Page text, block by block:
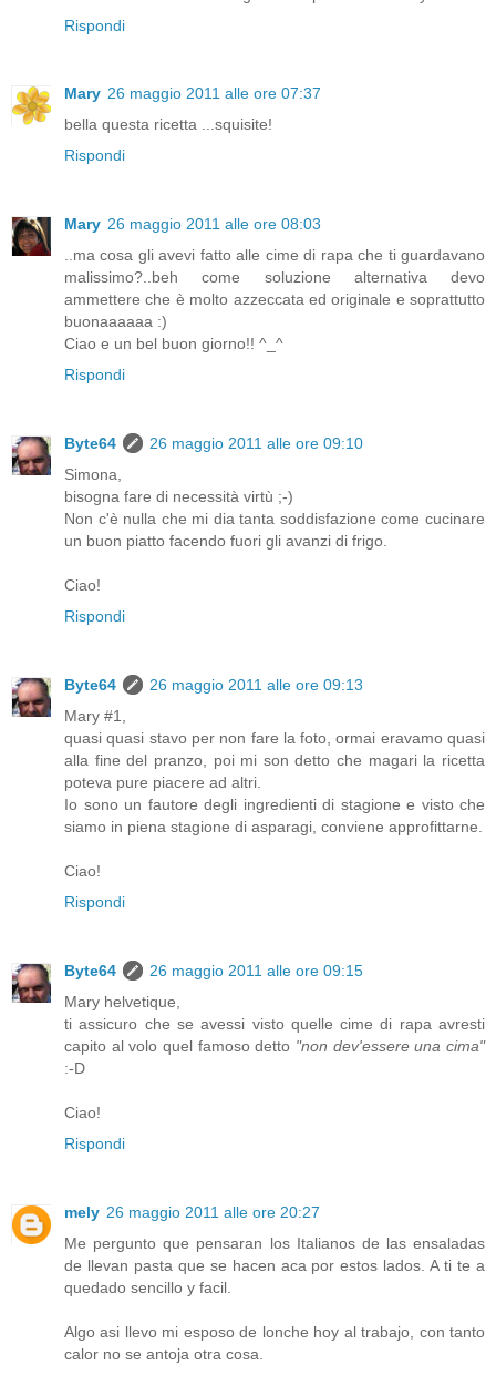
Rispondi
Mary 26 maggio 2011 alle ore 07:37
bella questa ricetta ...squisite!
Rispondi
Mary 26 maggio 2011 alle ore 08:03
..ma cosa gli avevi fatto alle cime di rapa che ti guardavano
malissimo?..beh come soluzione alternativa devo
ammettere che è molto azzeccata ed originale e soprattutto
buonaaaaaa :)
Ciao e un bel buon giorno!! ^_^
Rispondi
Byte64
26 maggio 2011 alle ore 09:10
Simona,
bisogna fare di necessità virtù ;-)
Non c'è nulla che mi dia tanta soddisfazione come cucinare
un buon piatto facendo fuori gli avanzi di frigo.
Ciao!
Rispondi
Byte64
26 maggio 2011 alle ore 09:13
Mary #1,
quasi quasi stavo per non fare la foto, ormai eravamo quasi
alla fine del pranzo, poi mi son detto che magari la ricetta
poteva pure piacere ad altri.
Io sono un fautore degli ingredienti di stagione e visto che
siamo in piena stagione di asparagi, conviene approfittarne.
Ciao!
Rispondi
Byte64
26 maggio 2011 alle ore 09:15
Mary helvetique,
ti assicuro che se avessi visto quelle cime di rapa avresti
capito al volo quel famoso detto "non dev'essere una cima"
:-D
Ciao!
Rispondi
mely 26 maggio 2011 alle ore 20:27
Me pergunto que pensaran los Italianos de las ensaladas
de llevan pasta que se hacen aca por estos lados. A ti te a
quedado sencillo y facil.
Algo asi llevo mi esposo de lonche hoy al trabajo, con tanto
calor no se antoja otra cosa.